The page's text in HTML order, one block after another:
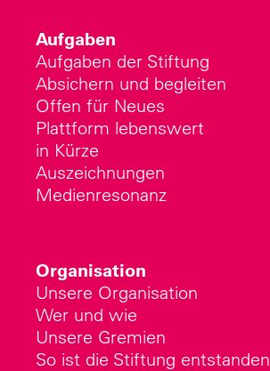
Aufgaben
Aufgaben der Stiftung
Absichern und begleiten
Offen für Neues
Plattform lebenswert
in Kürze
Auszeichnungen
Medienresonanz
Organisation
Unsere Organisation
Wer und wie
Unsere Gremien
So ist die Stiftung entstanden